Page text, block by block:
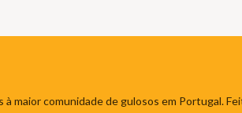
à maior comunidade de gulosos em Portugal.